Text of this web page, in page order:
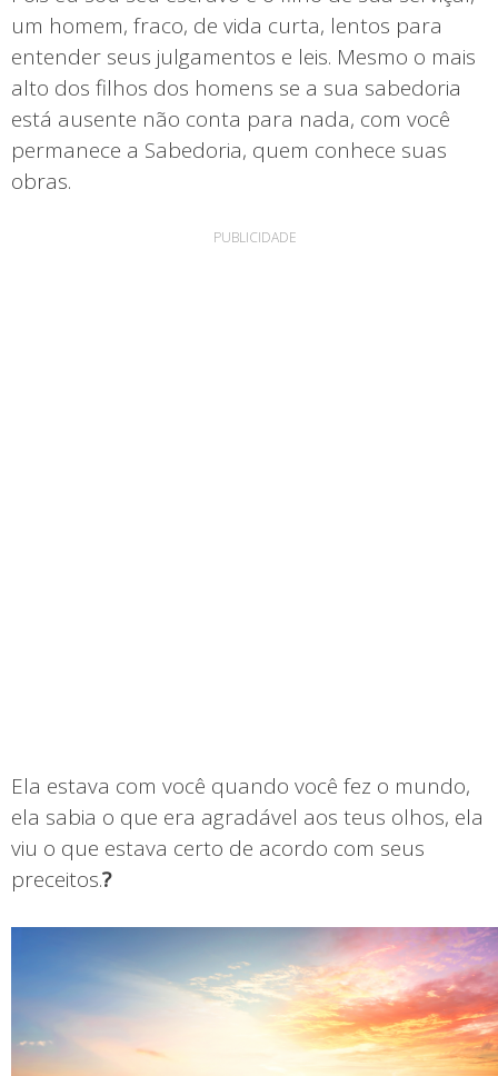
um homem, fraco, de vida curta, lentos para
entender seus julgamentos e leis. Mesmo o mais
alto dos filhos dos homens se a sua sabedoria
está ausente não conta para nada, com você
permanece a Sabedoria, quem conhece suas
obras.
PUBLICIDADE
Ela estava com você quando você fez o mundo,
ela sabia o que era agradável aos teus olhos, ela
viu o que estava certo de acordo com seus
preceitos.?